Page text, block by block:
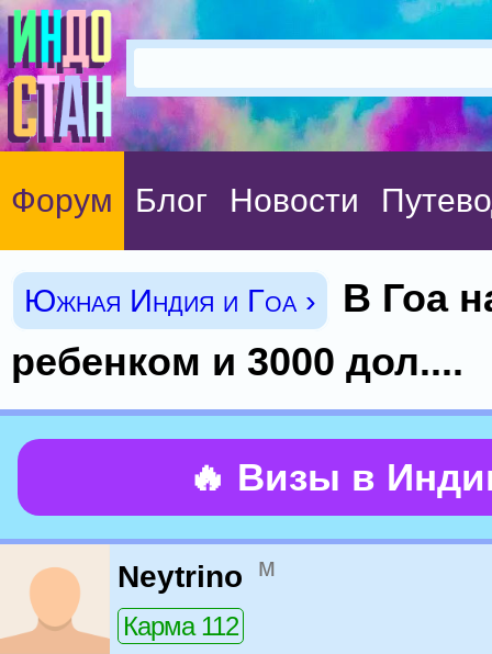
Форум Блог Новости
Южная Индия и Гоа ›
В Гоа
ребенком и 3000 дол....
🔥 Визы в
Neytrino м
Карма 112